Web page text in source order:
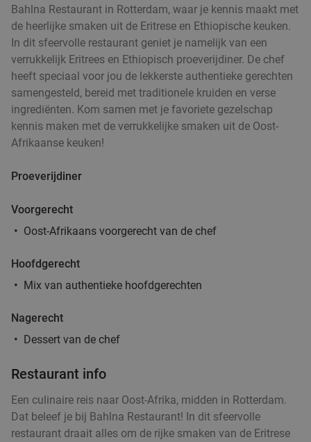
47%
Indiaas 3-gangen proeverijdiner in Rotterdam
Vandaag Morgen Zo Ma Di Wo
Do
Light of India Rotterdam
9.5star
Rotterdam 3 min.
Verkocht: 181 Regulier €36,90
€19
grillrestaurant
Vandaag Morgen Zo Ma Di Wo
Rotterdam
3-gangendiner à la carte bij Café Orquídea
Ma Wo
Café Orquídea
Rotterdam 3 min.directions_car
Bahlna Restaurant in Rotterdam, waar je kennis maakt met
de heerlijke smaken uit de Eritrese en Ethiopische keuken.
In dit sfeervolle restaurant geniet je namelijk van een
verrukkelijk Eritrees en Ethiopisch proeverijdiner. De chef
heeft speciaal voor jou de lekkerste authentieke gerechten
samengesteld, bereid met traditionele kruiden en verse
ingrediënten. Kom samen met je favoriete gezelschap
kennis maken met de verrukkelijke smaken uit de Oost-
Afrikaanse keuken!
Proeverijdiner
Voorgerecht
Oost-Afrikaans voorgerecht van de chef
Hoofdgerecht
Mix van authentieke hoofdgerechten
Nagerecht
Dessert van de chef
Restaurant info
Een culinaire reis naar Oost-Afrika, midden in Rotterdam.
Dat beleef je bij Bahlna Restaurant! In dit sfeervolle
restaurant draait alles om de rijke smaken van de Eritrese